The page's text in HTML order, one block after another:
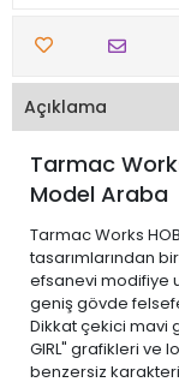
Açıklama
Tarmac
Model Araba
Tarmac Works
tasarımlarından
efsanevi modifiye
geniş gövde
Dikkat çekici mavi
GIRL" grafikleri ve
benzersiz